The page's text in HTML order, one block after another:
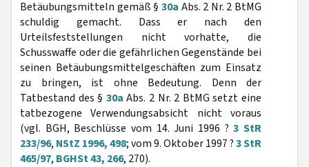
Betäubungsmitteln gemäß § 30a Abs. 2 Nr. 2 BtMG
schuldig gemacht. Dass er nach den
Urteilsfeststellungen nicht vorhatte, die
Schusswaffe oder die gefährlichen Gegenstände bei
seinen Betäubungsmittelgeschäften zum Einsatz
zu bringen, ist ohne Bedeutung. Denn der
Tatbestand des § 30a Abs. 2 Nr. 2 BtMG setzt eine
tatbezogene Verwendungsabsicht nicht voraus
(vgl. BGH, Beschlüsse vom 14. Juni 1996 ?3 StR
233/96, NStZ 1996, 498; vom 9. Oktober 1997 ?3 StR
465/97, BGHSt 43, 266, 270).